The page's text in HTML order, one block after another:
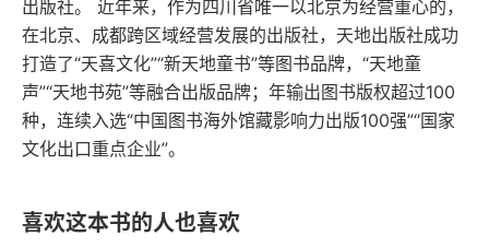
作為年輕讀者的入門讀物。
出版社。 近年来，作为四川省唯一以北京为经营重心的，
在北京、成都跨区域经营发展的出版社，天地出版社成功
打造了“天喜文化”“新天地童书”等图书品牌，“天地童
声”“天地书苑”等融合出版品牌；年输出图书版权超过100
种，连续入选“中国图书海外馆藏影响力出版100强”“国家
文化出口重点企业”。
喜欢这本书的人也喜欢